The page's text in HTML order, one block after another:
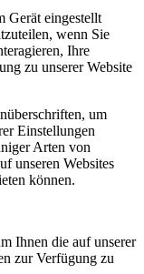
Gerät eingestellt
wenn Sie
Ihre
zu unserer Website
um
Einstellungen
Arten von
unseren Websites
können.
Ihnen die auf unserer
zur Verfügung zu